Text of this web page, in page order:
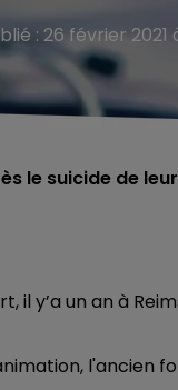
: 26 février 2021
le suicide de
y’a un an à
l'ancien